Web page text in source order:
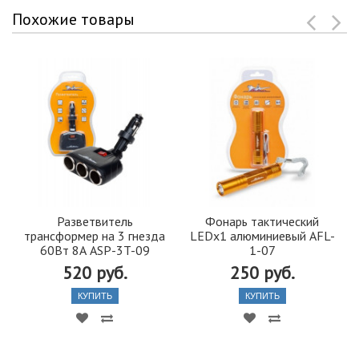
Похожие товары
Разветвитель
трансформер на 3 гнезда
60Вт 8А ASP-3T-09
520 руб.
КУПИТЬ
Фонарь тактический
LEDx1 алюминиевый AFL-
1-07
250 руб.
КУПИТЬ